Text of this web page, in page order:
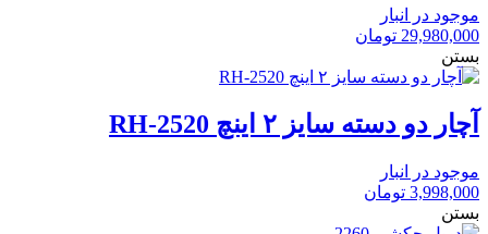
موجود در انبار
29,980,000 تومان
بستن
آچار دو دسته سایز ۲ اینچ RH-2520
موجود در انبار
3,998,000 تومان
بستن